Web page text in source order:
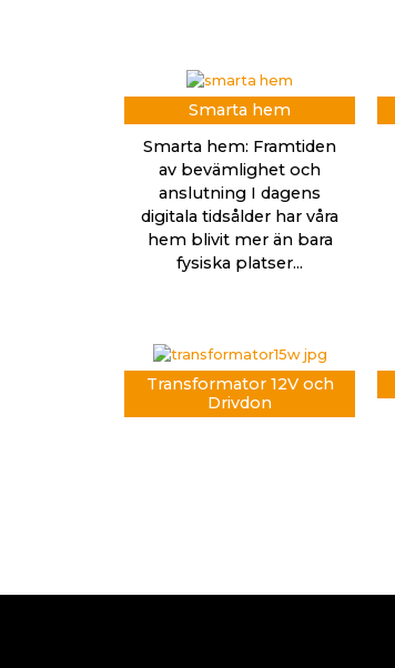
Smarta hem
Smarta hem: Framtiden
av bevämlighet och
anslutning I dagens
digitala tidsålder har våra
hem blivit mer än bara
fysiska platser...
Transformator 12V och
Drivdon